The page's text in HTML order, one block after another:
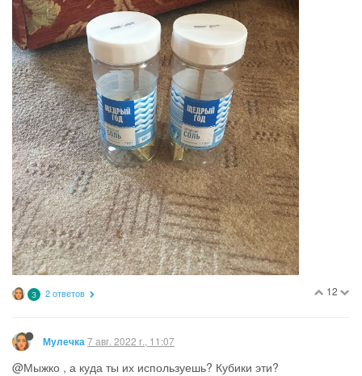
12
З 2 ответов
Мулечка7 авг. 2022 г., 11:07
@Мыжко , а куда ты их используешь? Кубики эти?